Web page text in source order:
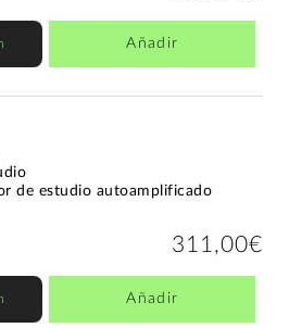
Añadir
de estudio autoamplificado
311,00€
Añadir